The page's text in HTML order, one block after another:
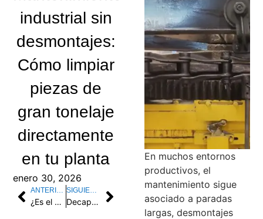
industrial sin
desmontajes:
Cómo limpiar
piezas de
gran tonelaje
directamente
en tu planta
enero 30, 2026
ANTERIOR
¿Es el chorro de arena realmente más barato? Los costes ocultos de la limpieza abrasiva que dañan tu maquinaria
SIGUIENTE
Decapado químico vs limpieza láser: el cambio en la industria
En muchos entornos
productivos, el
mantenimiento sigue
asociado a paradas
largas, desmontajes